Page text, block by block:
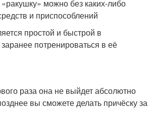
можно без каких-либо
и приспособлений
простой и быстрой в
потренироваться в её
раза она не выйдет абсолютно
вы сможете делать причёску за